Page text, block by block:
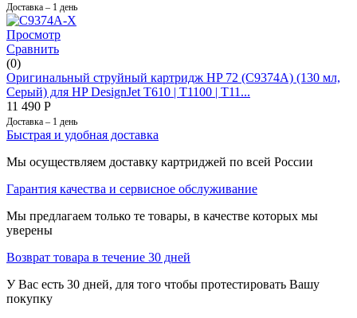
Доставка – 1 день
Просмотр
Сравнить
(0)
Оригинальный струйный картридж HP 72 (C9374A) (130 мл,
Серый) для HP DesignJet T610 | T1100 | T11...
11 490 Р
Доставка – 1 день
Быстрая и удобная доставка
Мы осуществляем доставку картриджей по всей России
Гарантия качества и сервисное обслуживание
Мы предлагаем только те товары, в качестве которых мы
уверены
Возврат товара в течение 30 дней
У Вас есть 30 дней, для того чтобы протестировать Вашу
покупку